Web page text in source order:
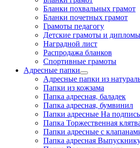
Бланки похвальных грамот
Бланки почетных грамот
Грамоты педагогу
Детские грамоты и дипломы
Наградной лист
Распродажа бланков
Спортивные грамоты
Адресные папки
Адресные папки из
Папки из кожзама
Папка адресная, баладек
Папка адресная, бумвинил
Папки адресные На подпись
Папка Торжественная
Папки адресные с
Папка адресная